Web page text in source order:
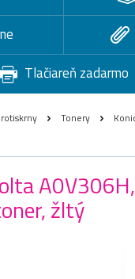
Tlačiareň zadarmo
Tonery
A0V306H,
žltý